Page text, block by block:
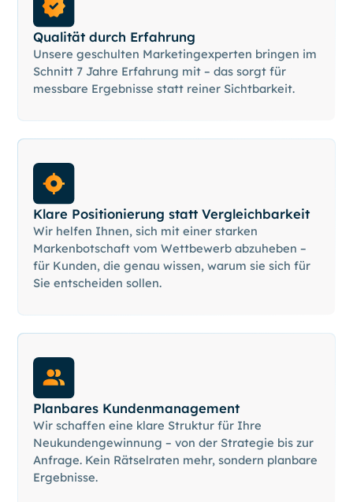
Qualität durch Erfahrung
Unsere geschulten Marketingexperten bringen im
Schnitt 7 Jahre Erfahrung mit – das sorgt für
messbare Ergebnisse statt reiner Sichtbarkeit.
Klare Positionierung statt Vergleichbarkeit
Wir helfen Ihnen, sich mit einer starken
Markenbotschaft vom Wettbewerb abzuheben –
für Kunden, die genau wissen, warum sie sich für
Sie entscheiden sollen.
Planbares Kundenmanagement
Wir schaffen eine klare Struktur für Ihre
Neukundengewinnung – von der Strategie bis zur
Anfrage. Kein Rätselraten mehr, sondern planbare
Ergebnisse.